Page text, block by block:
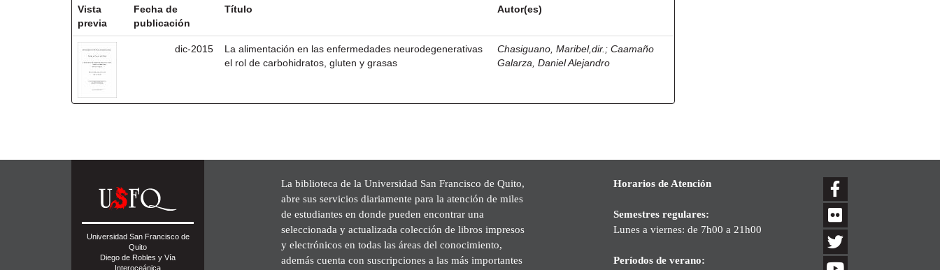
Vista
previa
Fecha de
publicación
Título Autor(es)
dic-2015
La alimentación en las enfermedades neurodegenerativas
el rol de carbohidratos, gluten y grasas
Chasiguano, Maribel,dir. ;Caamaño
Galarza, Daniel Alejandro
Universidad San Francisco de
Quito
Diego de Robles y Vía
Interoceánica
La biblioteca de la Universidad San Francisco de Quito,
abre sus servicios diariamente para la atención de miles
de estudiantes en donde pueden encontrar una
seleccionada y actualizada colección de libros impresos
y electrónicos en todas las áreas del conocimiento,
además cuenta con suscripciones a las más importantes
Horarios de Atención
Semestres regulares:
Lunes a viernes: de 7h00 a 21h00
Períodos de verano: